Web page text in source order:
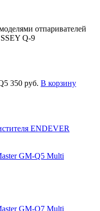
отпаривателей
Q-9
350 руб. В корзину
ENDEVER
GM-Q5 Multi
GM-Q7 Multi